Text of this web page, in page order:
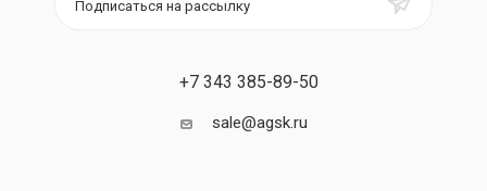
Подписаться на рассылку
+7 343 385-89-50
sale@agsk.ru